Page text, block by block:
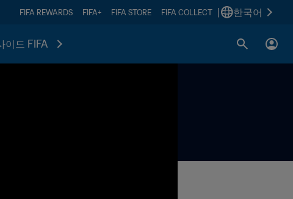
FIFA REWARDS FIFA+ FIFA STORE FIFA COLLECT 한국어
이드 FIFA